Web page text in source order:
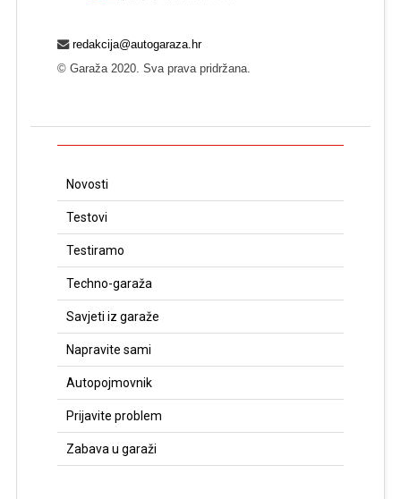
redakcija@autogaraza.hr
© Garaža 2020. Sva prava pridržana.
Novosti
Testovi
Testiramo
Techno-garaža
Savjeti iz garaže
Napravite sami
Autopojmovnik
Prijavite problem
Zabava u garaži